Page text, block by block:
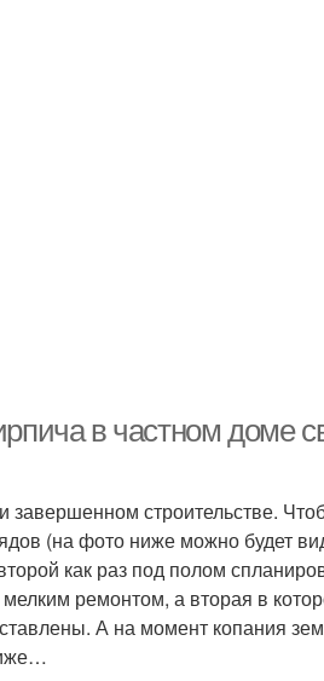
в частном доме
строительстве.
(на фото ниже можно будет
как раз под полом
ремонтом, а вторая в
А на момент копания